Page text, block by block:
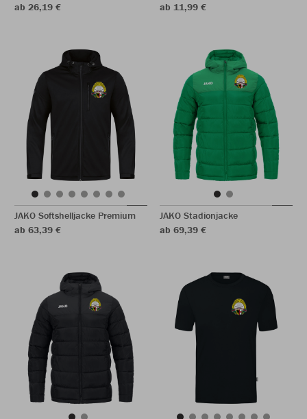
ab 26,19 €
ab 11,99 €
JAKO Softshelljacke Premium
ab 63,39 €
JAKO Stadionjacke
ab 69,39 €